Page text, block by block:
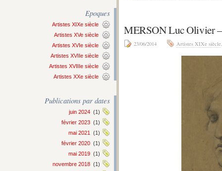
Epoques
Artistes XIXe siècle
Artistes XVe siècle
Artistes XVIe siècle
Artistes XVIIe siècle
Artistes XVIIIe siècle
Artistes XXe siècle
Publications par dates
juin 2024 (1)
février 2023 (1)
mai 2021
(1)
février 2020 (1)
mai 2019 (1)
novembre 2018 (1)
MERSON Luc Olivier
23/06/2014 Artistes XIXe siècle